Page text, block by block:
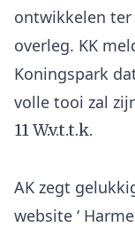
ontwikkelen
overleg. KK
Koningspark
11 W.v.t.t.k.
AK zegt
website ‘